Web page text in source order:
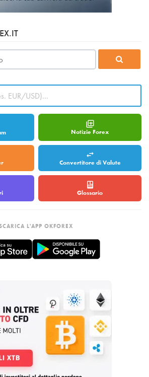
Notizie Forex
Convertitore di Valute
Glossario
SCARICA L'APP OKFOREX